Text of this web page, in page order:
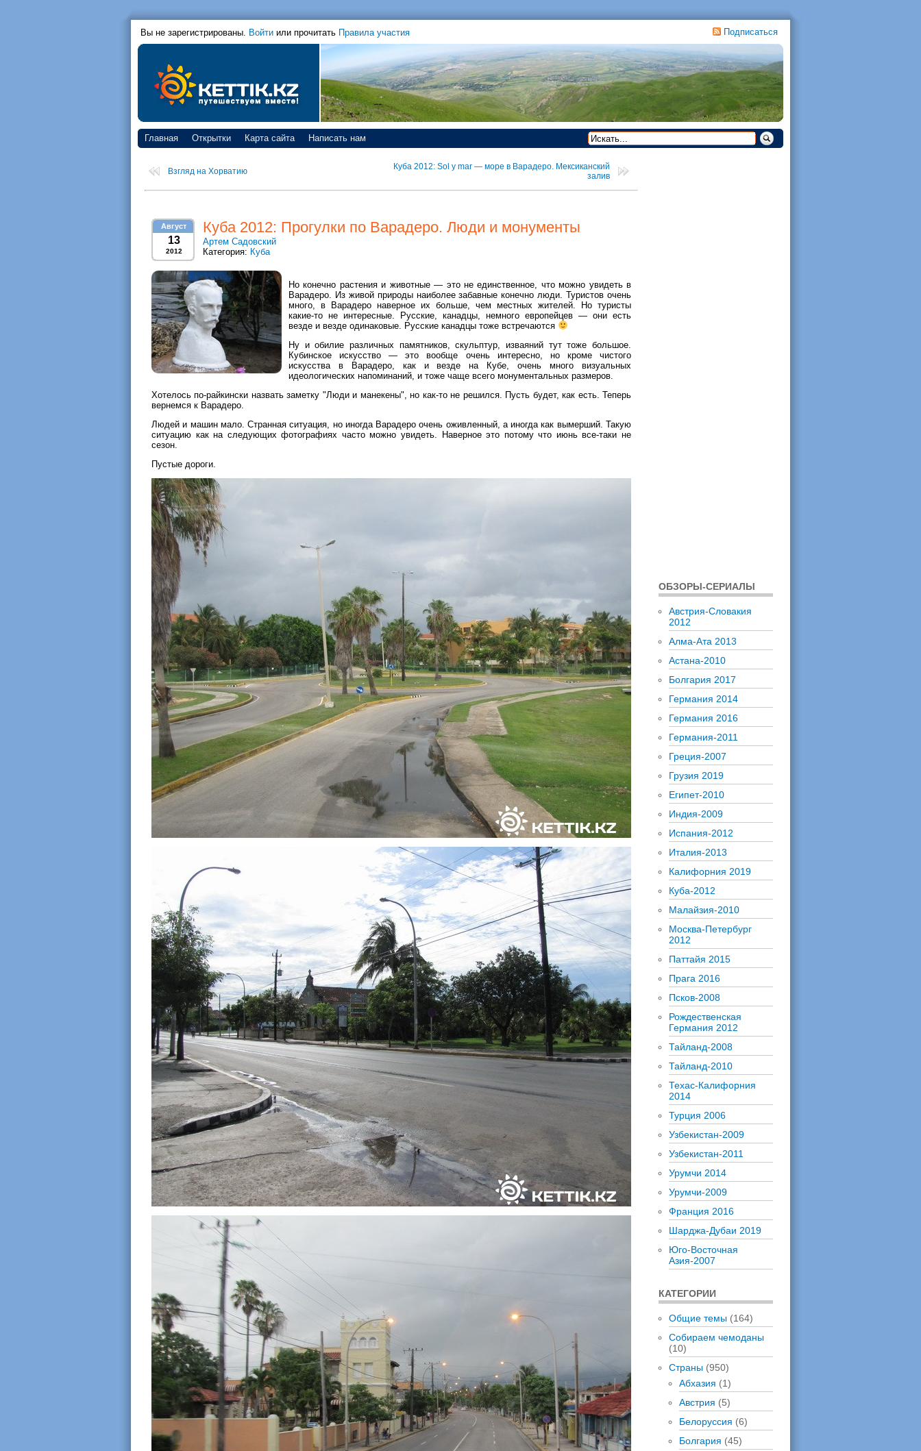
Вы не зарегистрированы. Войти или прочитать Правила участия Подписаться
Главная Открытки Карта сайта Написать нам
Взгляд на Хорватию
Куба 2012: Sol y mar — море в Варадеро. Мексиканский
залив
Август
13
2012
Куба 2012: Прогулки по Варадеро. Люди и монументы
Артем Садовский
Категория: Куба
Но конечно растения и животные — это не единственное, что можно увидеть в
Варадеро. Из живой природы наиболее забавные конечно люди. Туристов очень
много, в Варадеро наверное их больше, чем местных жителей. Но туристы
какие-то не интересные. Русские, канадцы, немного европейцев — они есть
везде и везде одинаковые. Русские канадцы тоже встречаются
Ну и обилие различных памятников, скульптур, изваяний тут тоже большое.
Кубинское искусство — это вообще очень интересно, но кроме чистого
искусства в Варадеро, как и везде на Кубе, очень много визуальных
идеологических напоминаний, и тоже чаще всего монументальных размеров.
Хотелось по-райкински назвать заметку "Люди и манекены", но как-то не решился. Пусть будет, как есть. Теперь
вернемся к Варадеро.
Людей и машин мало. Странная ситуация, но иногда Варадеро очень оживленный, а иногда как вымерший. Такую
ситуацию как на следующих фотографиях часто можно увидеть. Наверное это потому что июнь все-таки не
сезон.
Пустые дороги.
ОБЗОРЫ-СЕРИАЛЫ
Австрия-Словакия
2012
Алма-Ата 2013
Астана-2010
Болгария 2017
Германия 2014
Германия 2016
Германия-2011
Греция-2007
Грузия 2019
Египет-2010
Индия-2009
Испания-2012
Италия-2013
Калифорния 2019
Куба-2012
Малайзия-2010
Москва-Петербург
2012
Паттайя 2015
Прага 2016
Псков-2008
Рождественская
Германия 2012
Тайланд-2008
Тайланд-2010
Техас-Калифорния
2014
Турция 2006
Узбекистан-2009
Узбекистан-2011
Урумчи 2014
Урумчи-2009
Франция 2016
Шарджа-Дубаи 2019
Юго-Восточная
Азия-2007
КАТЕГОРИИ
Общие темы (164)
Собираем чемоданы
(10)
Страны (950)
Абхазия (1)
Австрия (5)
Белоруссия (6)
Болгария (45)